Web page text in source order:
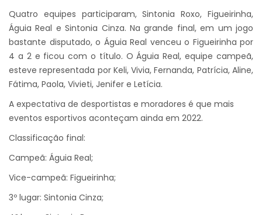
Quatro equipes participaram, Sintonia Roxo, Figueirinha,
Águia Real e Sintonia Cinza. Na grande final, em um jogo
bastante disputado, o Águia Real venceu o Figueirinha por
4 a 2 e ficou com o título. O Águia Real, equipe campeã,
esteve representada por Keli, Vivia, Fernanda, Patrícia, Aline,
Fátima, Paola, Vivieti, Jenifer e Letícia.
A expectativa de desportistas e moradores é que mais
eventos esportivos aconteçam ainda em 2022.
Classificação final:
Campeã: Águia Real;
Vice-campeã: Figueirinha;
3º lugar: Sintonia Cinza;